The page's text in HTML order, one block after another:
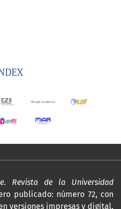
. Revista de la Universidad
publicado: número 72, con
versiones impresas y digital,